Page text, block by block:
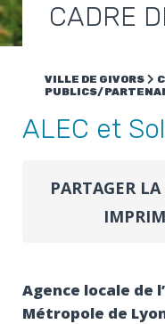
CADRE
VILLE DE GIVORS
PUBLICS/
ALEC et
PARTAGER LA
Agence locale de
Métropole de